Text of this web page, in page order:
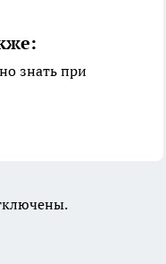
знать при